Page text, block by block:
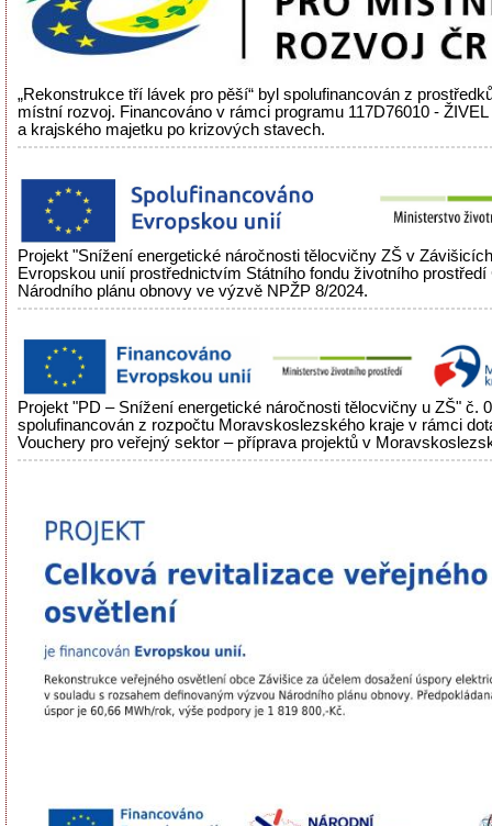
„Rekonstrukce tří lávek pro pěší“ byl spolufinancován z
místní rozvoj. Financováno v rámci programu 117D76010 -
a krajského majetku po krizových stavech.
Projekt "Snížení energetické náročnosti tělocvičny ZŠ v
Evropskou unií prostřednictvím Státního fondu životního
Národního plánu obnovy ve výzvě NPŽP 8/2024.
Projekt "PD – Snížení energetické náročnosti tělocvičny u ZŠ" č.
spolufinancován z rozpočtu Moravskoslezského kraje v rámci
Vouchery pro veřejný sektor – příprava projektů v